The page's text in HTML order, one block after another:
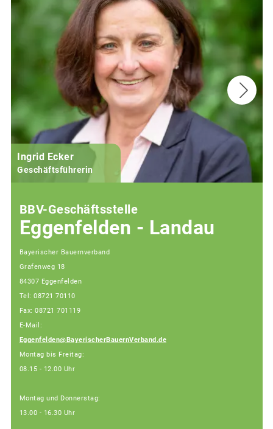
Ingrid Ecker
Geschäftsführerin
BBV-Geschäftsstelle
Eggenfelden - Landau
Bayerischer Bauernverband
Grafenweg 18
84307 Eggenfelden
Tel: 08721 70110
Fax: 08721 701119
E-Mail:
Eggenfelden@BayerischerBauernVerband.de
Montag bis Freitag:
08.15 - 12.00 Uhr
Montag und Donnerstag:
13.00 - 16.30 Uhr